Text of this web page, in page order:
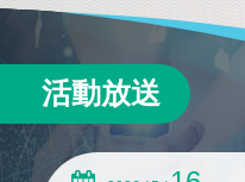
活動放送